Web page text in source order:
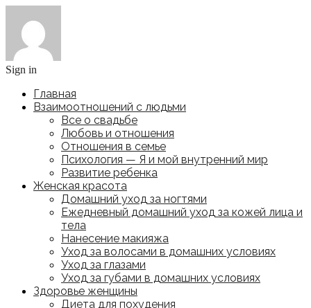
Sign in
Главная
Взаимоотношений с людьми
Все о свадьбе
Любовь и отношения
Отношения в семье
Психология — Я и мой внутренний мир
Развитие ребенка
Женская красота
Домашний уход за ногтями
Ежедневный домашний уход за кожей лица и
тела
Нанесение макияжа
Уход за волосами в домашних условиях
Уход за глазами
Уход за губами в домашних условиях
Здоровье женщины
Диета для похудения